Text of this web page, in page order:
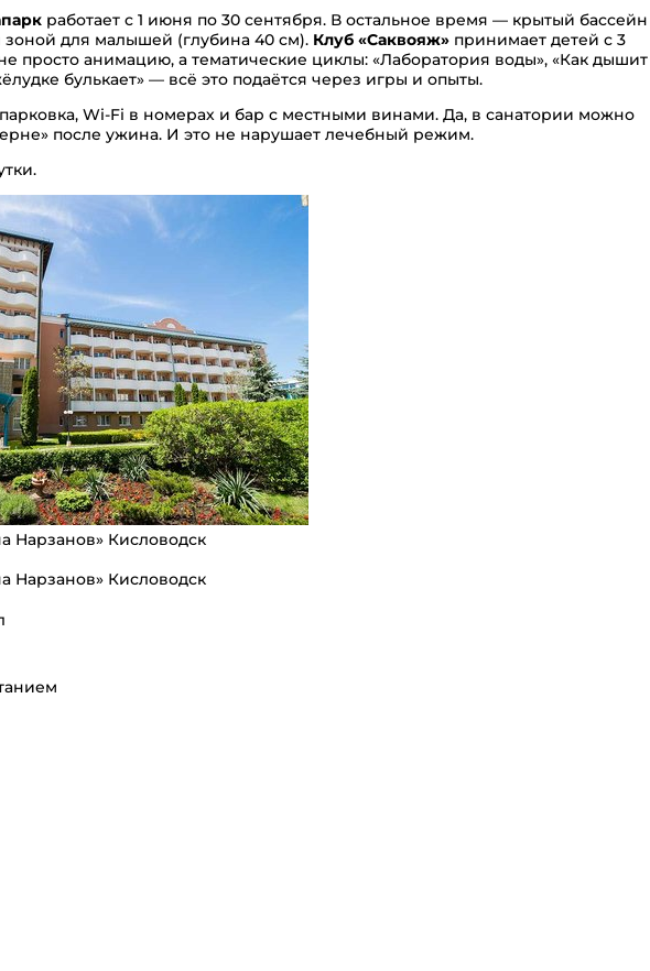
работает с 1 июня по 30 сентября. В остальное время — крытый бассейн
для малышей (глубина 40 см). Клуб «Саквояж» принимает детей с 3
просто анимацию, а тематические циклы: «Лаборатория воды», «Как дышит
булькает» — всё это подаётся через игры и опыты.
парковка, Wi-Fi в номерах и бар с местными винами. Да, в санатории можно
после ужина. И это не нарушает лечебный режим.
Нарзанов» Кисловодск
Нарзанов» Кисловодск